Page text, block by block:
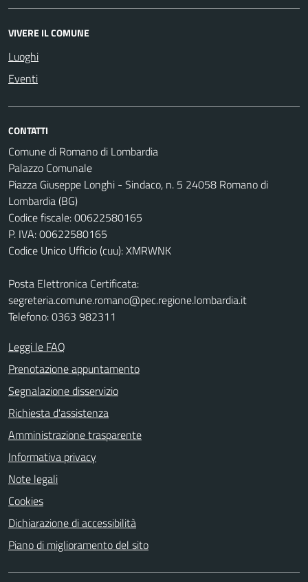
VIVERE IL COMUNE
Luoghi
Eventi
CONTATTI
Comune di Romano di Lombardia
Palazzo Comunale
Piazza Giuseppe Longhi - Sindaco, n. 5 24058 Romano di
Lombardia (BG)
Codice fiscale: 00622580165
P. IVA: 00622580165
Codice Unico Ufficio (cuu): XMRWNK
Posta Elettronica Certificata:
segreteria.comune.romano@pec.regione.lombardia.it
Telefono: 0363 982311
Leggi le FAQ
Prenotazione appuntamento
Segnalazione disservizio
Richiesta d'assistenza
Amministrazione trasparente
Informativa privacy
Note legali
Cookies
Dichiarazione di accessibilità
Piano di miglioramento del sito